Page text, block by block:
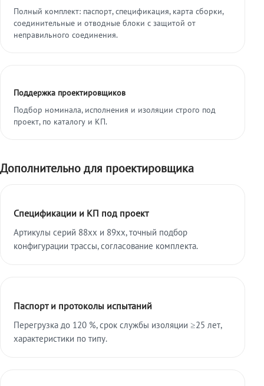
Полный комплект: паспорт, спецификация, карта сборки,
соединительные и отводные блоки с защитой от
неправильного соединения.
Поддержка проектировщиков
Подбор номинала, исполнения и изоляции строго под
проект, по каталогу и КП.
Дополнительно для проектировщика
Спецификации и КП под проект
Артикулы серий 88xx и 89xx, точный подбор
конфигурации трассы, согласование комплекта.
Паспорт и протоколы испытаний
Перегрузка до 120 %, срок службы изоляции ≥25 лет,
характеристики по типу.